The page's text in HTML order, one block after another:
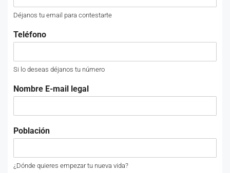
Déjanos tu email para contestarte
Teléfono
Si lo deseas déjanos tu número
Nombre E-mail legal
Población
¿Dónde quieres empezar tu nueva vida?